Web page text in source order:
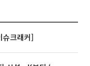
슈크래커]